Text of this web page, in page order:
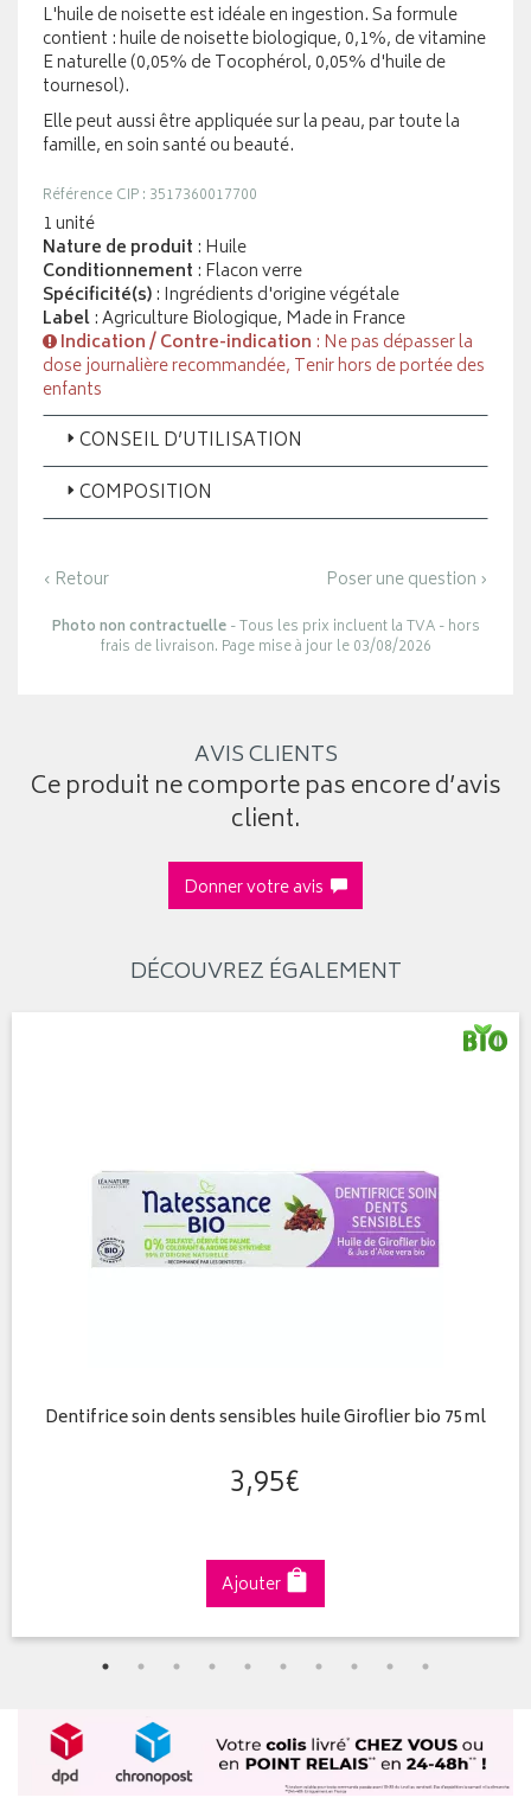
L'huile de noisette est idéale en ingestion. Sa formule
contient : huile de noisette biologique, 0,1%, de vitamine
E naturelle (0,05% de Tocophérol, 0,05% d'huile de
tournesol).
Elle peut aussi être appliquée sur la peau, par toute la
famille, en soin santé ou beauté.
Référence CIP : 3517360017700
1 unité
Nature de produit : Huile
Conditionnement : Flacon verre
Spécificité(s): Ingrédients d'origine végétale
Label: Agriculture Biologique, Made in France
Indication / Contre-indication : Ne pas dépasser la
dose journalière recommandée, Tenir hors de portée des
enfants
CONSEIL D’UTILISATION
COMPOSITION
‹ Retour Poser une question ›
Photo non contractuelle- Tous les prix incluent la TVA - hors
frais de livraison. Page mise à jour le 03/08/2026
AVIS CLIENTS
Ce produit ne comporte pas encore d’avis
client.
Donner votre avis
DÉCOUVREZ ÉGALEMENT
Dentifrice soin dents sensibles huile Giroflier bio 75ml
3,95€
Ajouter